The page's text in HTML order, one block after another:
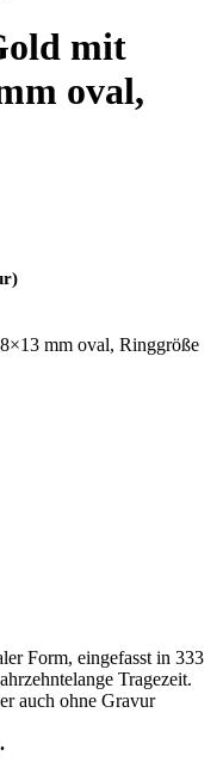
mit
oval,
mm oval, Ringgröße
Form, eingefasst in 333
Tragezeit.
auch ohne Gravur